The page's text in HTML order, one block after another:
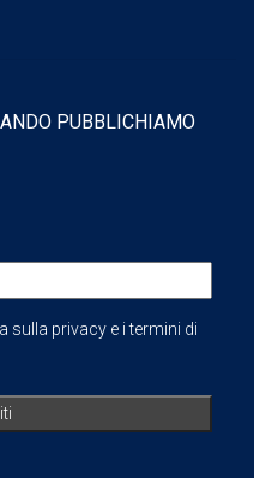
PUBBLICHIAMO
sulla privacy e i termini di